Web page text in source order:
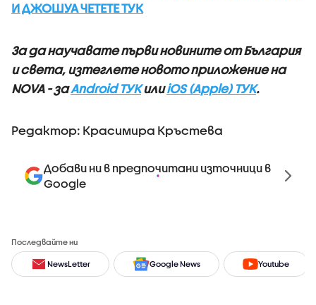
И ДЖОШУА ЧЕТЕТЕ ТУК
За да научавате първи новините от България
и света, изтеглете новото приложение на
NOVA - заAndroid ТУКилиiOS (Apple) ТУК.
Редактор: Красимира Кръстева
Добави ни в предпочитани източници в
Google
Последвайте ни
NewsLetter Google News Youtube